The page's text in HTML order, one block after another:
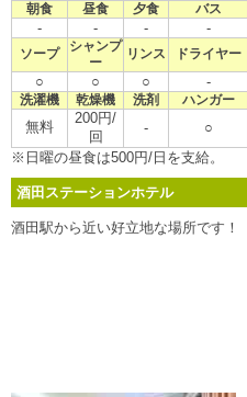
朝食 昼食 夕食 バス
- - - -
ソープ
シャンプ
ー
リンス ドライヤー
○ ○ ○ -
洗濯機 乾燥機 洗剤 ハンガー
無料
200円/
回
- ○
※日曜の昼食は500円/日を支給。
酒田ステーションホテル
酒田駅から近い好立地な場所です！